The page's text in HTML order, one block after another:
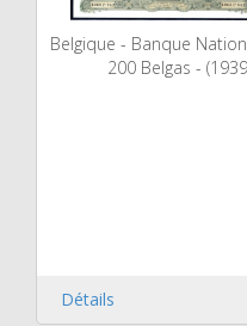
Belgique - Banque
200 Belgas -
Détails